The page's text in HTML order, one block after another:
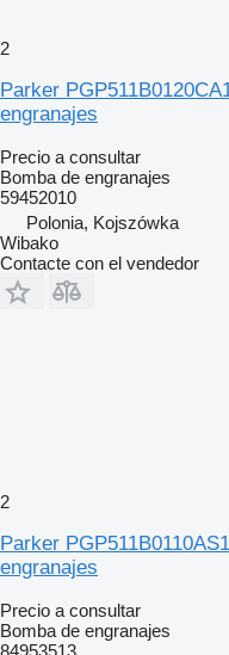
2
Parker
engranajes
Precio a consultar
Bomba de engranajes
59452010
Polonia, Kojszówka
Wibako
Contacte con el vendedor
2
Parker
engranajes
Precio a consultar
Bomba de engranajes